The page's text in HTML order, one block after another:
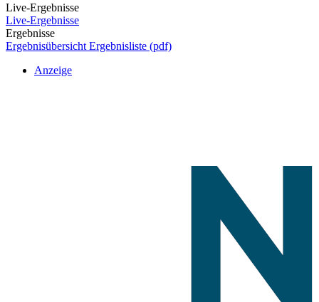
Live-Ergebnisse
Live-Ergebnisse
Ergebnisse
Ergebnisübersicht Ergebnisliste (pdf)
Anzeige